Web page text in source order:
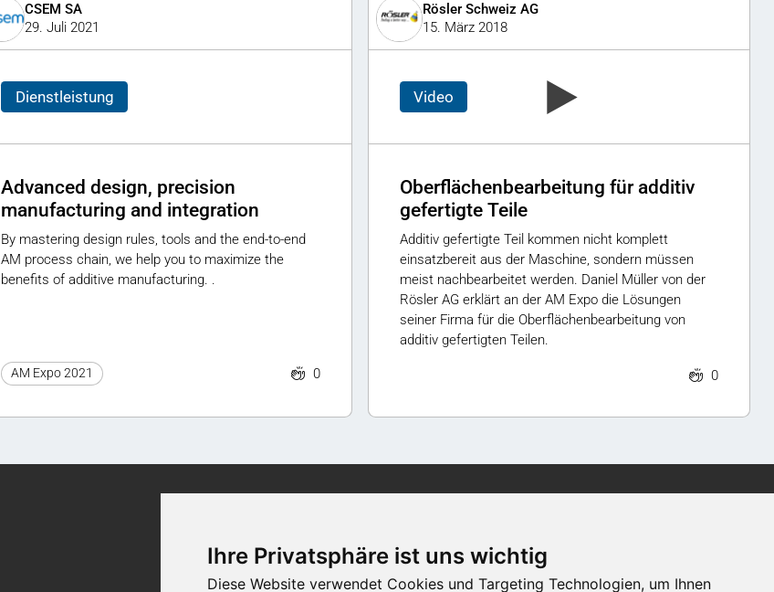
Ihre Privatsphäre ist uns wichtig
Diese Website verwendet Cookies und Targeting Technologien, um Ihnen
CSEM SA
29. Juli 2021
Dienstleistung
Advanced design, precision
manufacturing and integration
By mastering design rules, tools and the end-to-end
AM process chain, we help you to maximize the
benefits of additive manufacturing. .
AM Expo 2021 0
Rösler Schweiz AG
15. März 2018
Video
Oberflächenbearbeitung für additiv
gefertigte Teile
Additiv gefertigte Teil kommen nicht komplett
einsatzbereit aus der Maschine, sondern müssen
meist nachbearbeitet werden. Daniel Müller von der
Rösler AG erklärt an der AM Expo die Lösungen
seiner Firma für die Oberflächenbearbeitung von
additiv gefertigten Teilen.
0
Newsletter-Anmeldung